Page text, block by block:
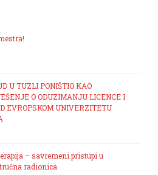
U TUZLI PONIŠTIO KAO
O ODUZIMANJU LICENCE I
EVROPSKOM UNIVERZITETU
– savremeni pristupi u
radionica